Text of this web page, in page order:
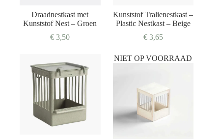
Draadnestkast met
Kunststof Nest – Groen
€ 3,50
Kunststof Tralienestkast –
Plastic Nestkast – Beige
€3,65
NIET OP VOORRAAD